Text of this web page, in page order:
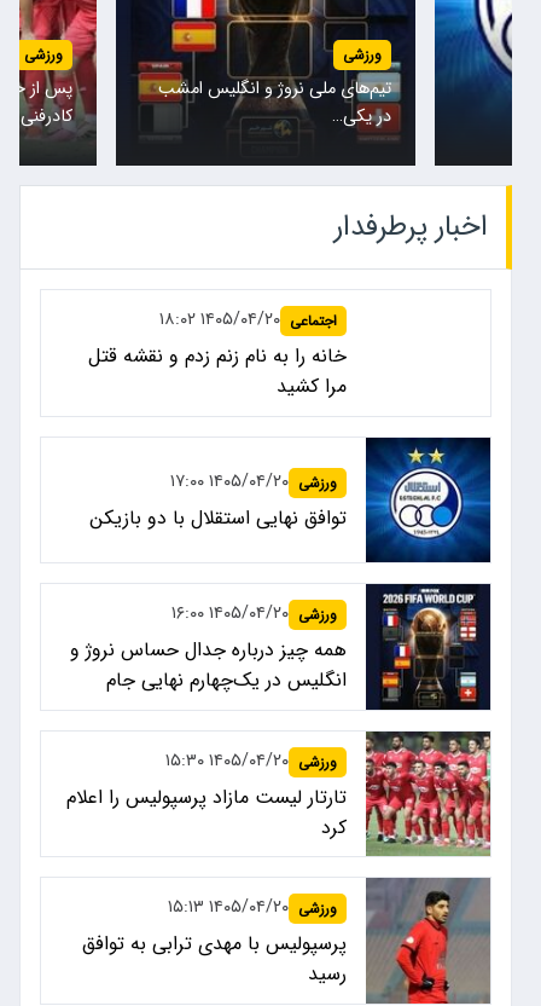
ورزشی
تیم‌های ملی نروژ و انگلیس امشب
در یکی…
ورزشی
پس از
کادرفنی…
اخبار پرطرفدار
اجتماعی ۱۴۰۵/۰۴/۲۰ ۱۸:۰۲
خانه را به نام زنم زدم و نقشه قتل
مرا کشید
ورزشی ۱۴۰۵/۰۴/۲۰ ۱۷:۰۰
توافق نهایی استقلال با دو بازیکن
ورزشی ۱۴۰۵/۰۴/۲۰ ۱۶:۰۰
همه چیز درباره جدال حساس نروژ و
انگلیس در یک‌چهارم نهایی جام
جهانی ۲۰۲۶
ورزشی ۱۴۰۵/۰۴/۲۰ ۱۵:۳۰
تارتار لیست مازاد پرسپولیس را اعلام
کرد
ورزشی ۱۴۰۵/۰۴/۲۰ ۱۵:۱۳
پرسپولیس با مهدی ترابی به توافق
رسید